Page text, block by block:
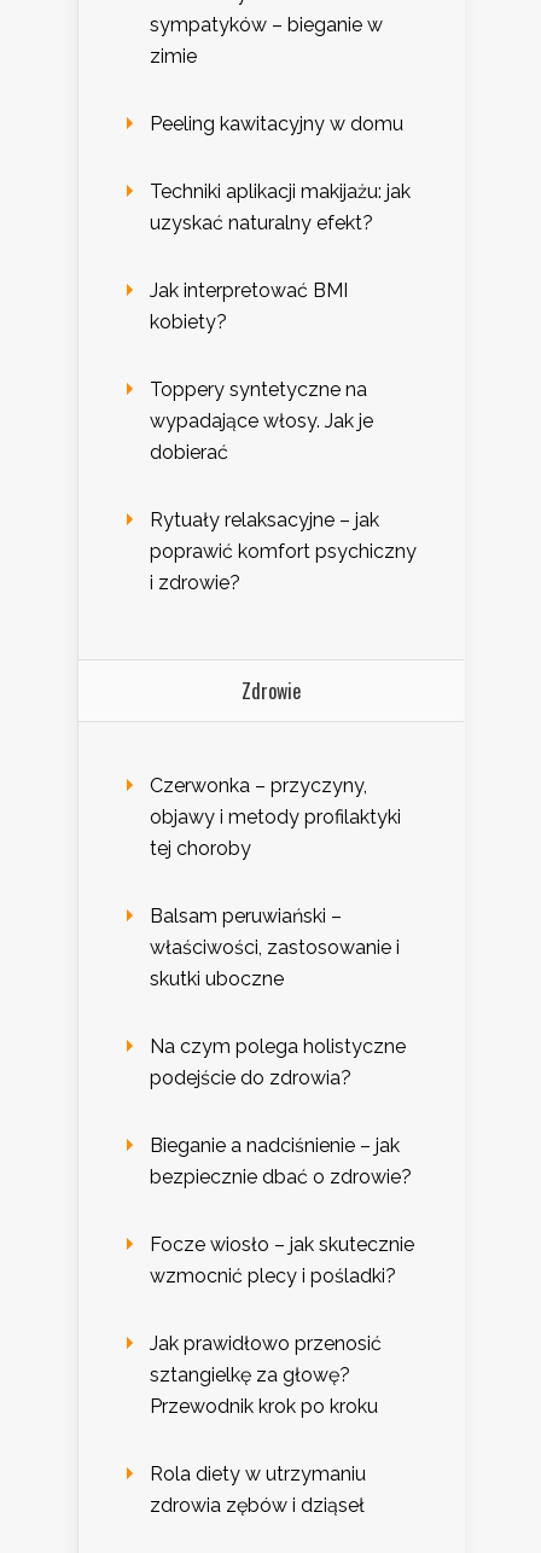
sympatyków – bieganie w
zimie
Peeling kawitacyjny w domu
Techniki aplikacji makijażu: jak
uzyskać naturalny efekt?
Jak interpretować BMI
kobiety?
Toppery syntetyczne na
wypadające włosy. Jak je
dobierać
Rytuały relaksacyjne – jak
poprawić komfort psychiczny
i zdrowie?
Zdrowie
Czerwonka – przyczyny,
objawy i metody profilaktyki
tej choroby
Balsam peruwiański –
właściwości, zastosowanie i
skutki uboczne
Na czym polega holistyczne
podejście do zdrowia?
Bieganie a nadciśnienie – jak
bezpiecznie dbać o zdrowie?
Focze wiosło – jak skutecznie
wzmocnić plecy i pośladki?
Jak prawidłowo przenosić
sztangielkę za głowę?
Przewodnik krok po kroku
Rola diety w utrzymaniu
zdrowia zębów i dziąseł